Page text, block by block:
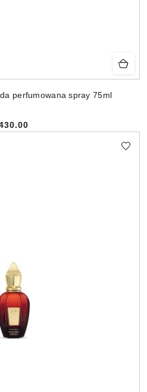
perfumowana spray 75ml
Cena: